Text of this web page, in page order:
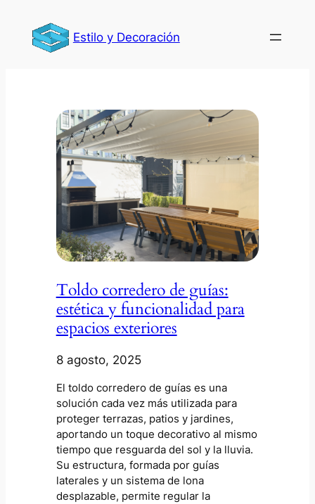
Estilo y Decoración
Toldo corredero de guías:
estética y funcionalidad para
espacios exteriores
8 agosto, 2025
El toldo corredero de guías es una
solución cada vez más utilizada para
proteger terrazas, patios y jardines,
aportando un toque decorativo al mismo
tiempo que resguarda del sol y la lluvia.
Su estructura, formada por guías
laterales y un sistema de lona
desplazable, permite regular la